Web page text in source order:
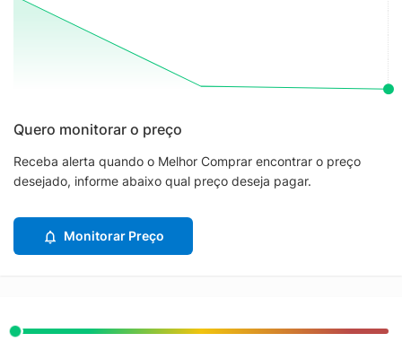
Quero monitorar o preço
Receba alerta quando o Melhor Comprar encontrar o preço
desejado, informe abaixo qual preço deseja pagar.
Monitorar Preço